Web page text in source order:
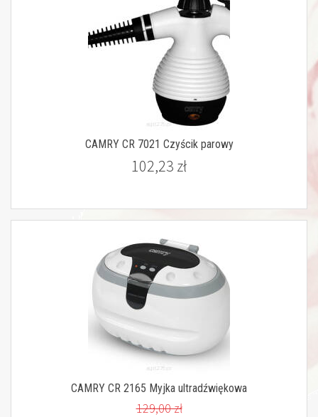
CAMRY CR 7021 Czyścik parowy
102,23 zł
CAMRY CR 2165 Myjka ultradźwiękowa
129,00 zł